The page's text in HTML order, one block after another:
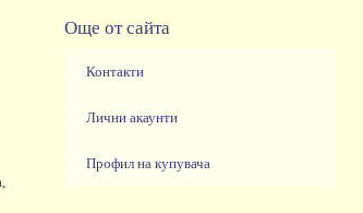
Още от сайта
Контакти
Лични акаунти
Профил на купувача